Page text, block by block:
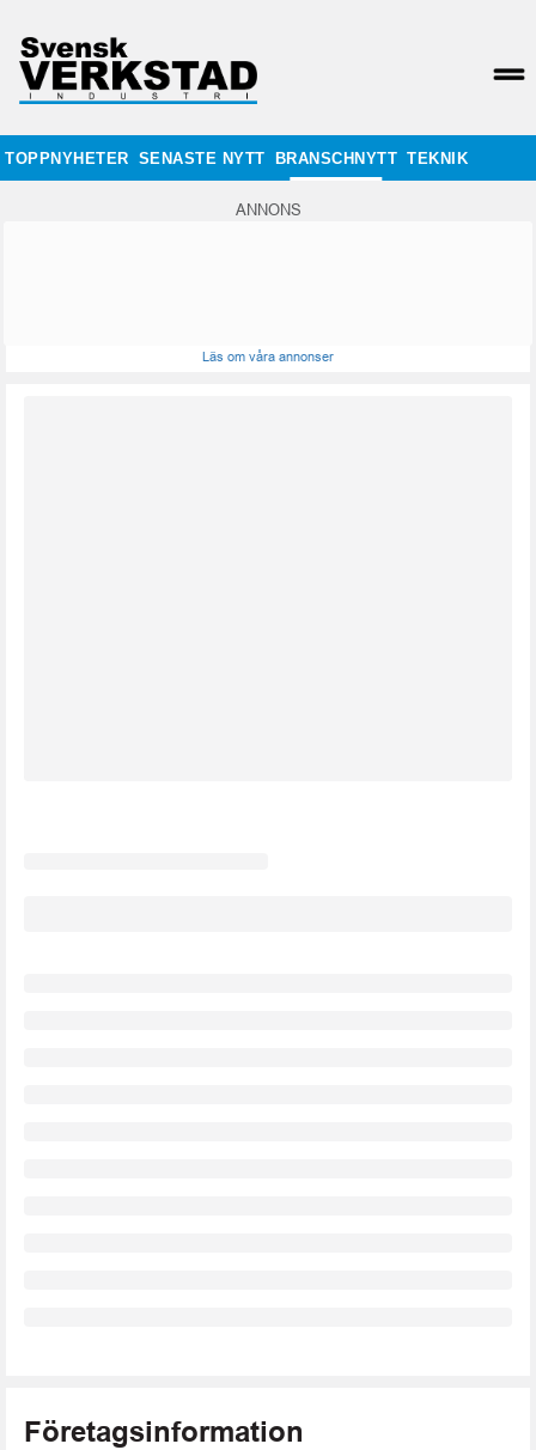
TOPPNYHETER SENASTE NYTT BRANSCHNYTT TEKNIK
ANNONS
Läs om våra annonser
Företagsinformation